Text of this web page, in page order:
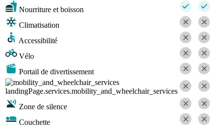
Nourriture et boisson
Climatisation
Accessibilité
Vélo
Portail de divertissement
landingPage.services.mobility_and_wheelchair_services
Zone de silence
Couchette